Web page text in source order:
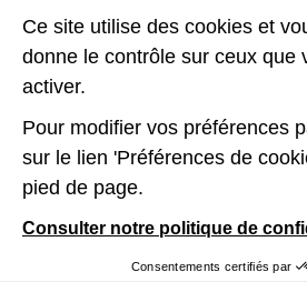
Données personnelles
Gérer les cookies
Kit de communication
Accessibilité : partiellement
Ce site utilise des cookies et
donne le contrôle sur ceux que
activer.
Pour modifier vos préférences
sur le lien 'Préférences de
pied de page.
Consulter notre politique de
Consentements certifiés par